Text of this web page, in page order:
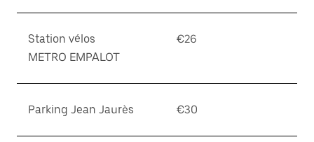
Station vélos
METRO EMPALOT
€26
Parking Jean Jaurès €30